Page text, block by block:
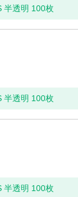
半透明 100枚
半透明 100枚
半透明 100枚